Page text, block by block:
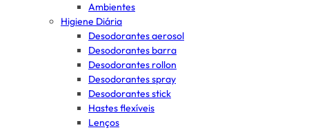
Ambientes
Higiene Diária
Desodorantes aerosol
Desodorantes barra
Desodorantes rollon
Desodorantes spray
Desodorantes stick
Hastes flexíveis
Lenços